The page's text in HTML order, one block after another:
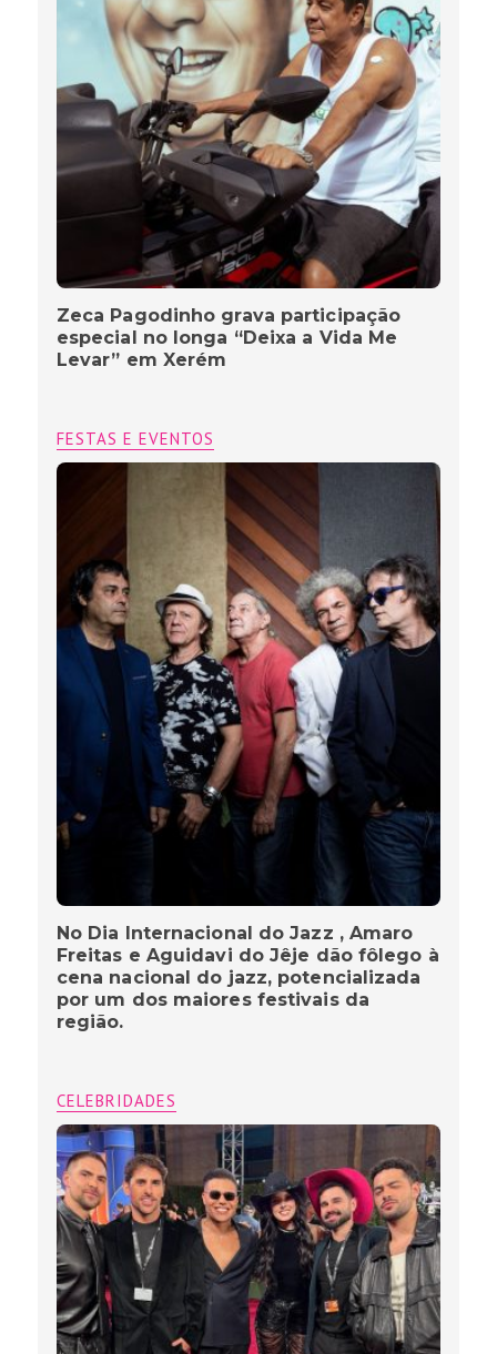
Zeca Pagodinho grava participação
especial no longa “Deixa a Vida Me
Levar” em Xerém
FESTAS E EVENTOS
No Dia Internacional do Jazz , Amaro
Freitas e Aguidavi do Jêje dão fôlego à
cena nacional do jazz, potencializada
por um dos maiores festivais da
região.
CELEBRIDADES